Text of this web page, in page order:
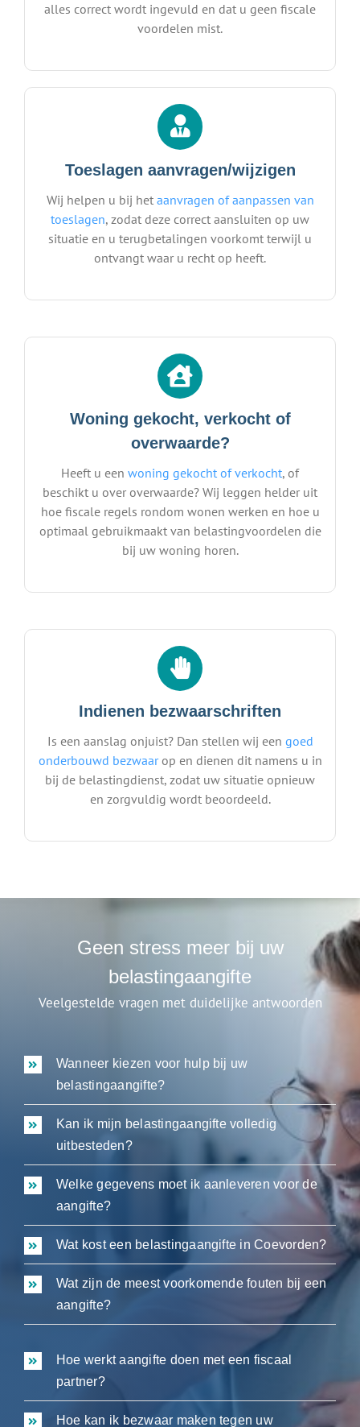
alles correct wordt ingevuld en dat u geen fiscale
voordelen mist.
Toeslagen aanvragen/wijzigen
Wij helpen u bij het aanvragen of aanpassen van
toeslagen, zodat deze correct aansluiten op uw
situatie en u terugbetalingen voorkomt terwijl u
ontvangt waar u recht op heeft.
Woning gekocht, verkocht of
overwaarde?
Heeft u een woning gekocht of verkocht, of
beschikt u over overwaarde? Wij leggen helder uit
hoe fiscale regels rondom wonen werken en hoe u
optimaal gebruikmaakt van belastingvoordelen die
bij uw woning horen.
Indienen bezwaarschriften
Is een aanslag onjuist? Dan stellen wij een goed
onderbouwd bezwaarop en dienen dit namens u in
bij de belastingdienst, zodat uw situatie opnieuw
en zorgvuldig wordt beoordeeld.
Geen stress meer bij uw
belastingaangifte
Veelgestelde vragen met duidelijke antwoorden
Wanneer kiezen voor hulp bij uw
belastingaangifte?
Kan ik mijn belastingaangifte volledig
uitbesteden?
Welke gegevens moet ik aanleveren voor de
aangifte?
Wat kost een belastingaangifte in Coevorden?
Wat zijn de meest voorkomende fouten bij een
aangifte?
Hoe werkt aangifte doen met een fiscaal
partner?
Hoe kan ik bezwaar maken tegen uw